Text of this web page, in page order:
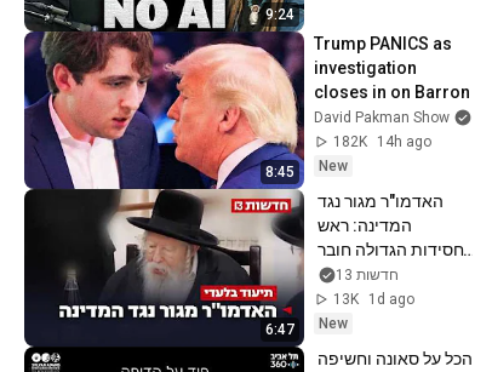
9:24
8:45
Trump PANICS as
investigation
closes in on Barron
David Pakman Show
182K
14h ago
New
6:47
האדמו"ר מגור נגד
המדינה: ראש
החסידות הגדולה חובר
לסאטמרחדשות 13
13K
1d ago
New